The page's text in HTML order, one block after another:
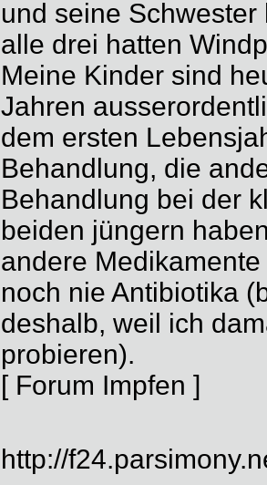
und seine
alle drei hatten
Meine Kinder sind
Jahren
dem ersten
Behandlung, die
Behandlung bei der
beiden jüngern
andere
noch nie Antibiotika
deshalb, weil ich
probieren).
[ Forum Impfen ]
http://